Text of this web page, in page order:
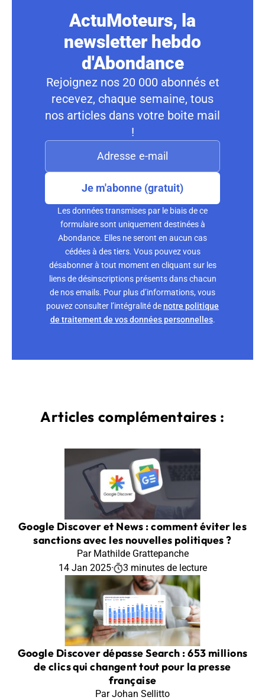
ActuMoteurs, la
newsletter hebdo
d'Abondance
Rejoignez nos 20 000 abonnés et
recevez, chaque semaine, tous
nos articles dans votre boite mail
!
Je m'abonne (gratuit)
Les données transmises par le biais de ce
formulaire sont uniquement destinées à
Abondance. Elles ne seront en aucun cas
cédées à des tiers. Vous pouvez vous
désabonner à tout moment en cliquant sur les
liens de désinscriptions présents dans chacun
de nos emails. Pour plus d’informations, vous
pouvez consulter l’intégralité denotre politique
de traitement de vos données personnelles.
Articles complémentaires :
Google Discover et News : comment éviter les
sanctions avec les nouvelles politiques ?
Par Mathilde Grattepanche
14 Jan 2025· 3 minutes de lecture
Google Discover dépasse Search : 653 millions
de clics qui changent tout pour la presse
française
Par Johan Sellitto